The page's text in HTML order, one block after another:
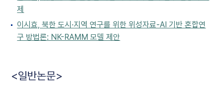
제
이시효, 북한 도시·지역 연구를 위한 위성자료-AI 기반 혼합연
구 방법론: NK-RAMM 모델 제안
<일반논문>